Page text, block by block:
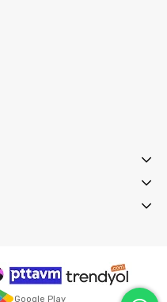
Marka
Google Play